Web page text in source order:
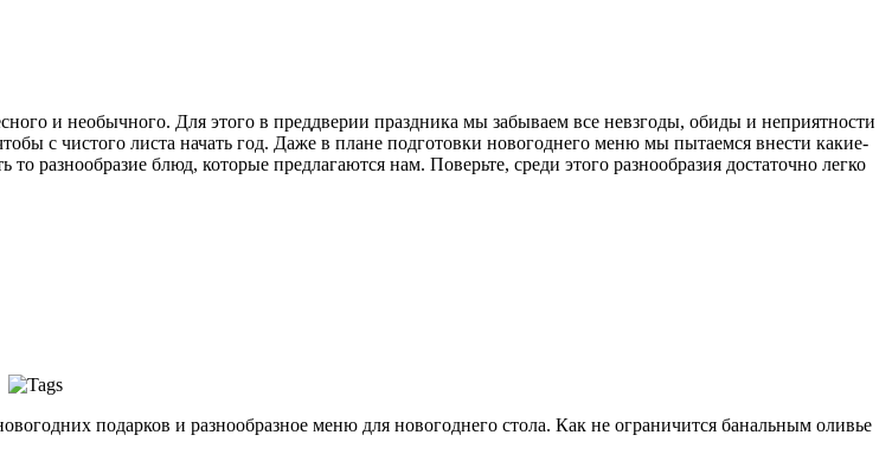
и необычного. Для этого в преддверии праздника мы забываем все невзгоды, обиды и неприятности
с чистого листа начать год. Даже в плане подготовки новогоднего меню мы пытаемся внести какие-
разнообразие блюд, которые предлагаются нам. Поверьте, среди этого разнообразия достаточно легко
подарков и разнообразное меню для новогоднего стола. Как не ограничится банальным оливье